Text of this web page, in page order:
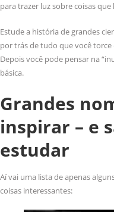
para trazer luz sobre coisas
Estude a história de grandes
por trás de tudo que você
Depois você pode pensar na
básica.
Grandes
inspirar – e
estudar
Aí vai uma lista de apenas
coisas interessantes: